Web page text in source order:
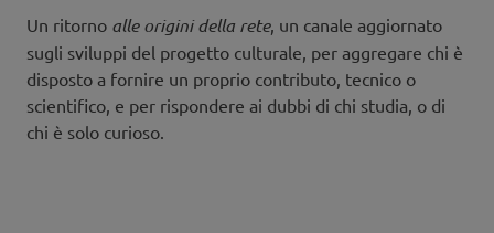
Un ritorno alle origini della rete, un canale aggiornato
sugli sviluppi del progetto culturale, per aggregare chi è
disposto a fornire un proprio contributo, tecnico o
scientifico, e per rispondere ai dubbi di chi studia, o di
chi è solo curioso.